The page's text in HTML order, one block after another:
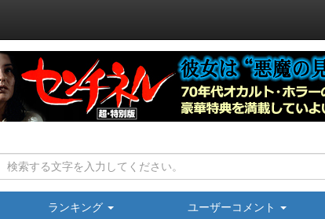
ランキング ユーザーコメント